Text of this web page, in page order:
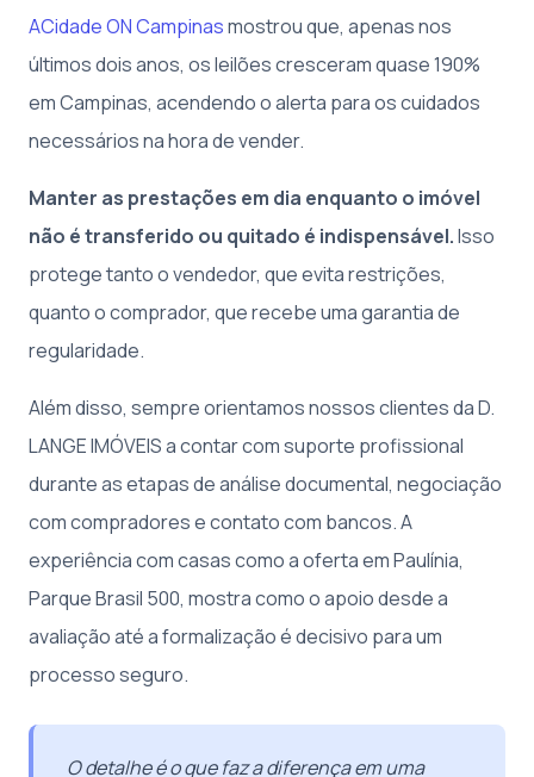
ACidade ON Campinasmostrou que, apenas nos
últimos dois anos, os leilões cresceram quase 190%
em Campinas, acendendo o alerta para os cuidados
necessários na hora de vender.
Manter as prestações em dia enquanto o imóvel
não é transferido ou quitado é indispensável.Isso
protege tanto o vendedor, que evita restrições,
quanto o comprador, que recebe uma garantia de
regularidade.
Além disso, sempre orientamos nossos clientes da D.
LANGE IMÓVEIS a contar com suporte profissional
durante as etapas de análise documental, negociação
com compradores e contato com bancos. A
experiência com casas como a oferta em Paulínia,
Parque Brasil 500, mostra como o apoio desde a
avaliação até a formalização é decisivo para um
processo seguro.
O detalhe é o que faz a diferença em uma